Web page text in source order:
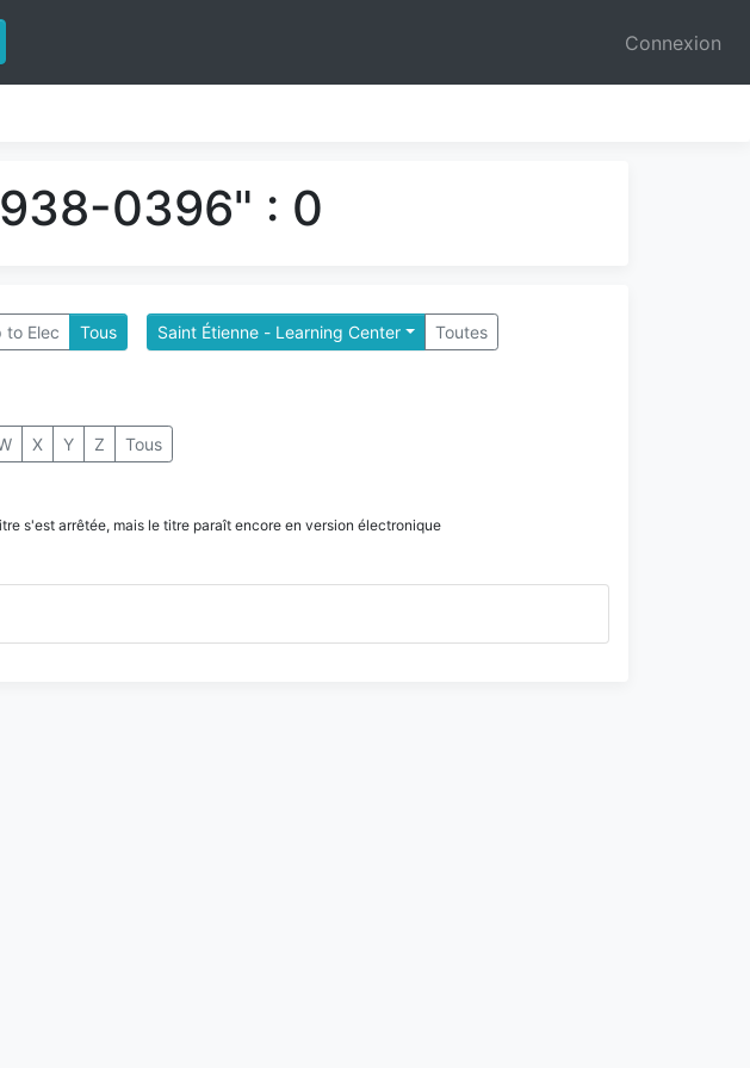
Connexion
0396" : 0
to Elec Tous Saint Étienne - Learning Center Toutes
X Y Z Tous
s'est arrêtée, mais le titre paraît encore en version électronique